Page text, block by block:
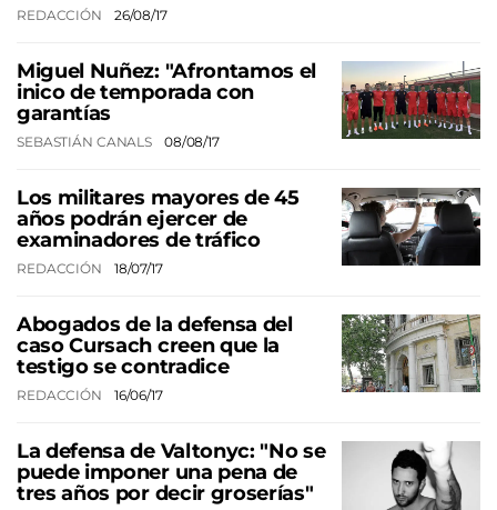
REDACCIÓN 26/08/17
Miguel Nuñez: "Afrontamos el
inico de temporada con
garantías
SEBASTIÁN CANALS 08/08/17
Los militares mayores de 45
años podrán ejercer de
examinadores de tráfico
REDACCIÓN 18/07/17
Abogados de la defensa del
caso Cursach creen que la
testigo se contradice
REDACCIÓN 16/06/17
La defensa de Valtonyc: "No se
puede imponer una pena de
tres años por decir groserías"